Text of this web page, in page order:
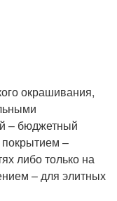
окрашивания,
– бюджетный
–
либо только на
– для элитных